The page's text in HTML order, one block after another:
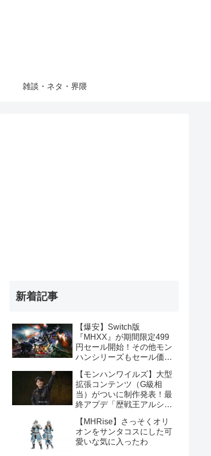
雑談・ネタ・界隈
新着記事
【爆安】Switch版
『MHXX』が期間限定499
円セール開始！その他モン
ハンシリーズもセール価格
【モンハンワイルズ】大型
拡張コンテンツ（G級相
当）がついに制作発表！最
終アプデ「歴戦王アルシュ
ント情報まとめ
【MHRise】さっそくオリ
オンをサンタコスにした可
愛いな気に入ったわ